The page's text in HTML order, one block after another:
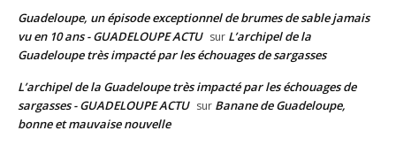
Guadeloupe, un épisode exceptionnel de brumes de sable jamais
vu en 10 ans - GUADELOUPE ACTU sur L’archipel de la
Guadeloupe très impacté par les échouages de sargasses
L’archipel de la Guadeloupe très impacté par les échouages de
sargasses - GUADELOUPE ACTU sur Banane de Guadeloupe,
bonne et mauvaise nouvelle